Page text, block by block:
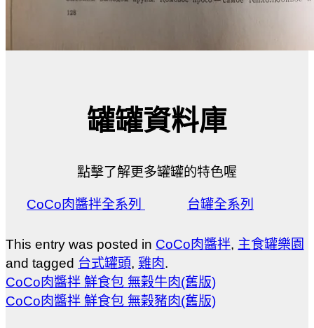
罐罐資料庫
點擊了解更多罐罐的特色喔
CoCo肉醬拌全系列 台罐全系列
This entry was posted in CoCo肉醬拌, 主食罐樂園
and tagged 台式罐頭, 雞肉.
CoCo肉醬拌 鮮食包 無榖牛肉(舊版)
CoCo肉醬拌 鮮食包 無榖豬肉(舊版)